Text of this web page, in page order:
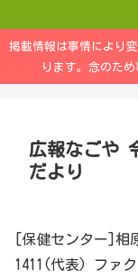
掲載情報は事情により
ります。念のた
広報なごや
だより
[保健センター]相
1411(代表) ファ